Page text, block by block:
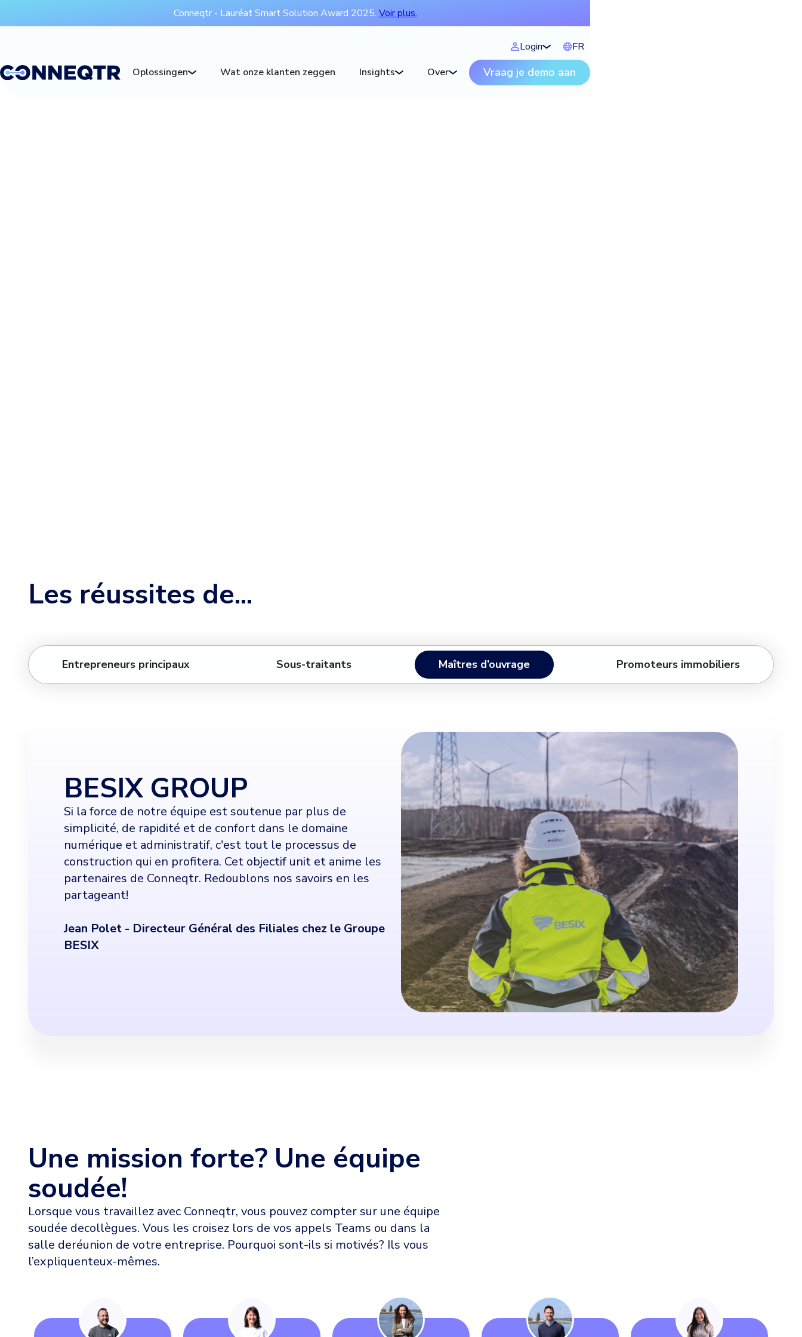
Conneqtr - Lauréat Smart Solution Award 2025. Voir plus.
Login
FR
Oplossingen
Wat onze klanten zeggen Insights Over Vraag je demo aan
Les réussites de...
Entrepreneurs principaux Sous-traitants Maîtres d’ouvrage Promoteurs immobiliers
BESIX GROUP
Si la force de notre équipe est soutenue par plus de
simplicité, de rapidité et de confort dans le domaine
numérique et administratif, c'est tout le processus de
construction qui en profitera. Cet objectif unit et anime les
partenaires de Conneqtr. Redoublons nos savoirs en les
partageant!
Jean Polet - Directeur Général des Filiales chez le Groupe
BESIX
Une mission forte? Une équipe
soudée!
Lorsque vous travaillez avec Conneqtr, vous pouvez compter sur une équipe
soudée decollègues. Vous les croisez lors de vos appels Teams ou dans la
salle deréunion de votre entreprise. Pourquoi sont-ils si motivés? Ils vous
l’expliquenteux-mêmes.